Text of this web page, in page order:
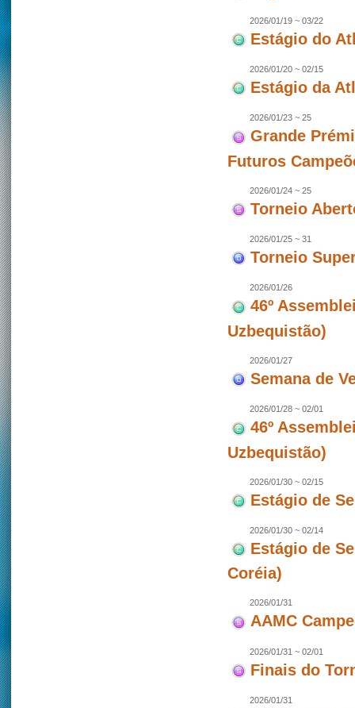
2026/01/19 ~ 03/22
Estágio do
2026/01/20 ~ 02/15
Estágio da
2026/01/23 ~ 25
Grande
Futuros
2026/01/24 ~ 25
Torneio
2026/01/25 ~ 31
Torneio
2026/01/26
46º
Uzbequistão)
2026/01/27
Semana de
2026/01/28 ~ 02/01
46º
Uzbequistão)
2026/01/30 ~ 02/15
Estágio de
2026/01/30 ~ 02/14
Estágio de
Coréia)
2026/01/31
AAMC
2026/01/31 ~ 02/01
Finais do
2026/01/31